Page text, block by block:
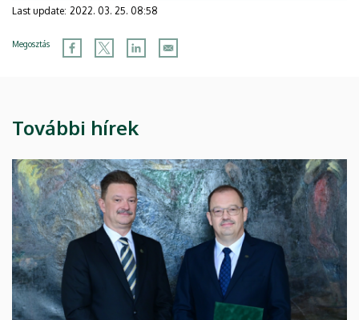
Last update: 2022. 03. 25. 08:58
Megosztás
További hírek